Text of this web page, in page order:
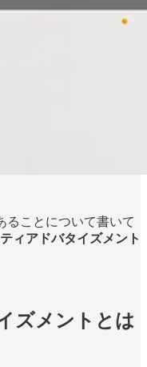
ることについて書いて
ィアドバタイズメント
ズメントとは